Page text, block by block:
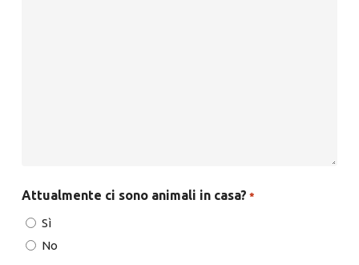
Attualmente ci sono animali in casa? *
Sì
No